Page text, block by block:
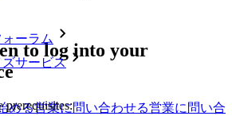
ーラム
サービス
める営業に問い合わせる営業に問い合
to log into your
prerequisites: